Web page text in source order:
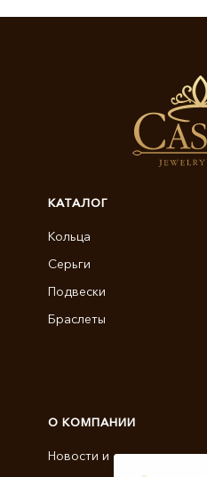
КАТАЛОГ
Кольца
Серьги
Подвески
Браслеты
О КОМПАНИИ
Новости и статьи